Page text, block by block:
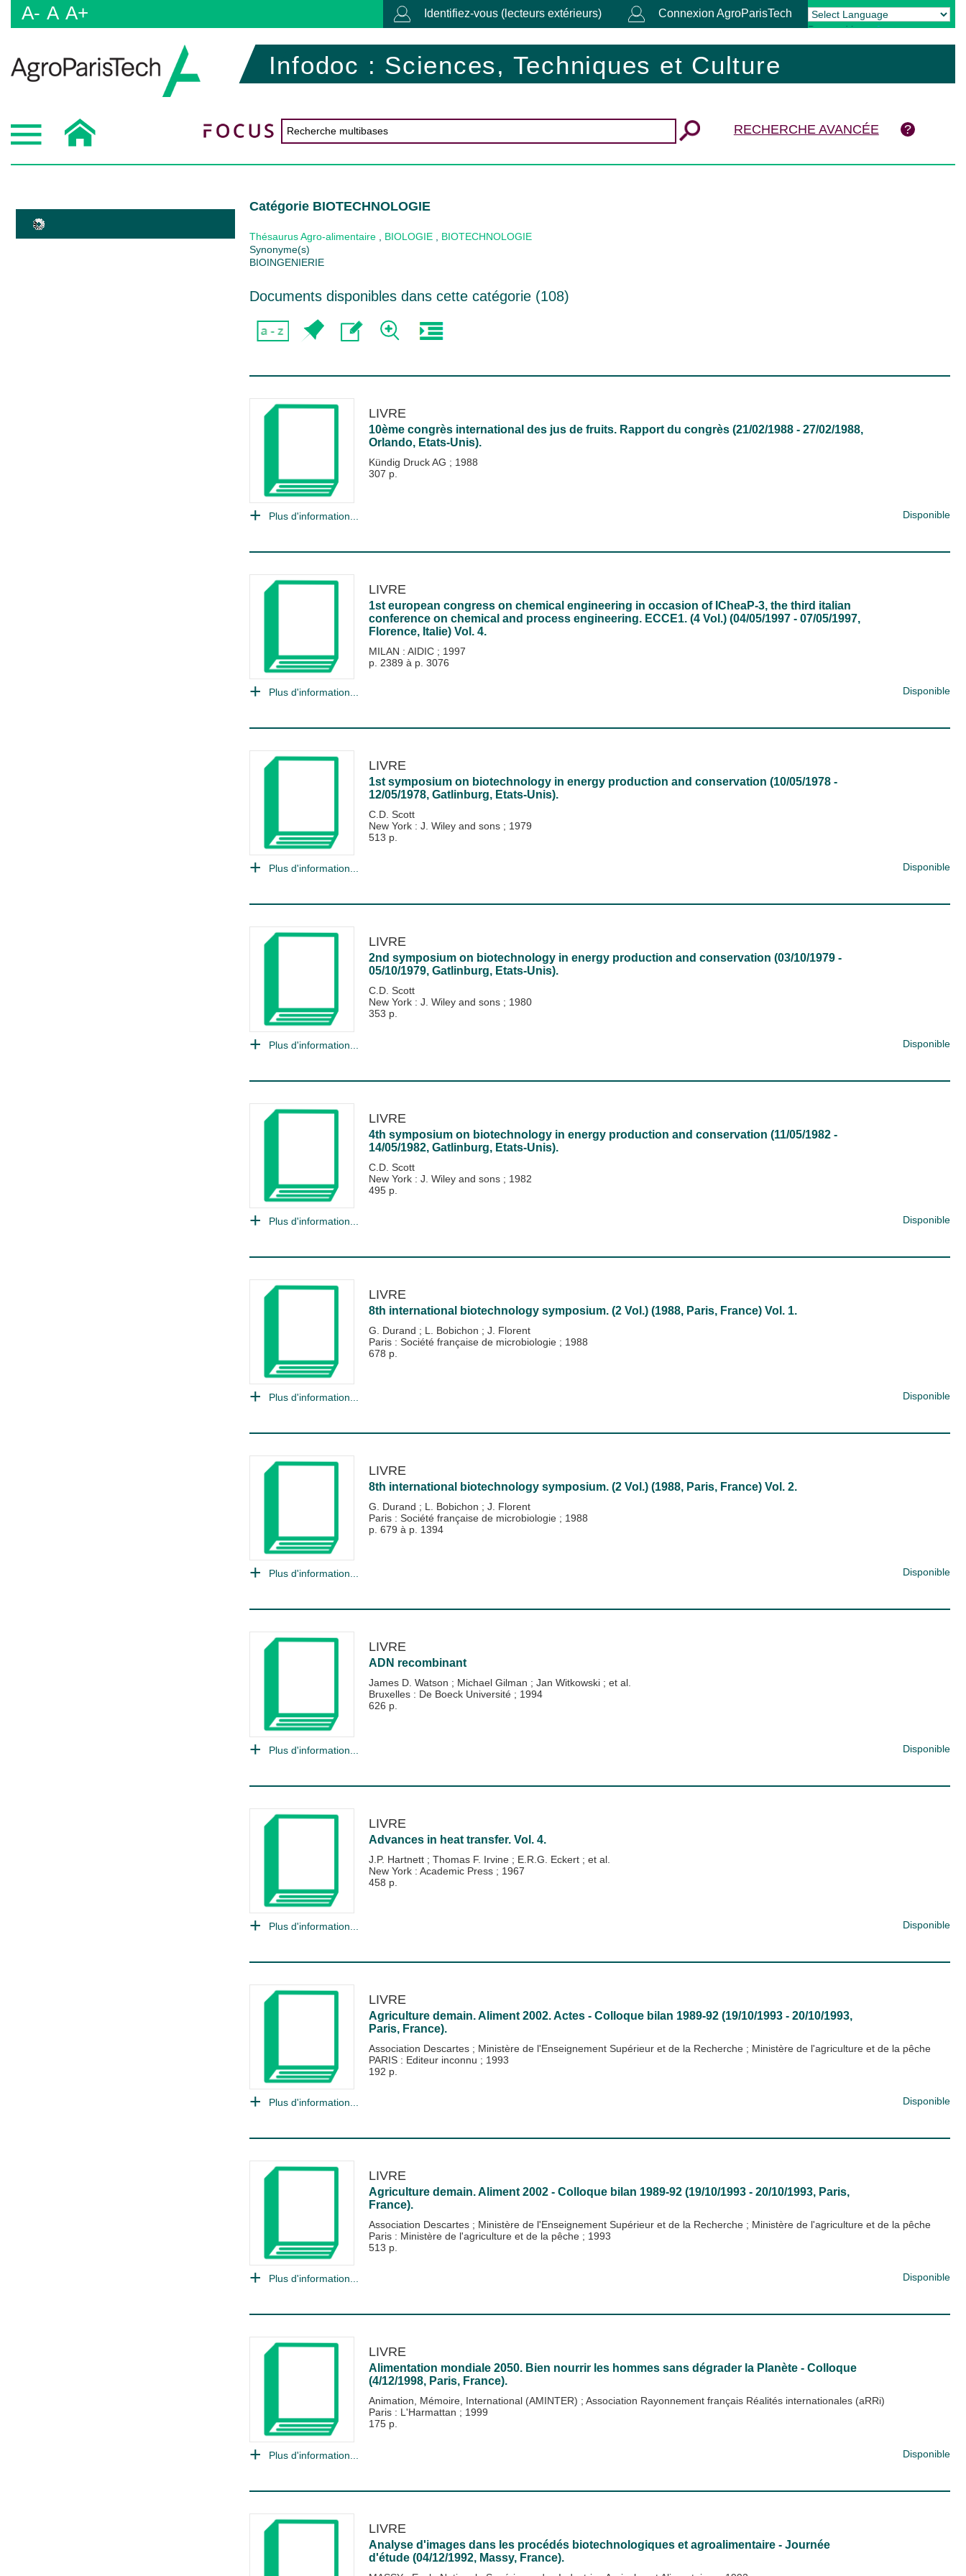
A- A A+ Identifiez-vous (lecteurs extérieurs) Connexion AgroParisTech
Powered by Translate
Infodoc : Sciences, Techniques et Culture
RECHERCHE AVANCÉE
Catégorie BIOTECHNOLOGIE
Thésaurus Agro-alimentaire BIOLOGIE
BIOTECHNOLOGIE
Synonyme(s)
BIOINGENIERIE
Documents disponibles dans cette catégorie (108)
LIVRE
10ème congrès international des jus de fruits. Rapport du congrès (21/02/1988 - 27/02/1988,
Orlando, Etats-Unis).
Kündig Druck AG ; 1988
307 p.
Plus d'information... Disponible
LIVRE
1st european congress on chemical engineering in occasion of ICheaP-3, the third italian
conference on chemical and process engineering. ECCE1. (4 Vol.) (04/05/1997 - 07/05/1997,
Florence, Italie) Vol. 4.
MILAN : AIDIC ; 1997
p. 2389 à p. 3076
Plus d'information... Disponible
LIVRE
1st symposium on biotechnology in energy production and conservation (10/05/1978 -
12/05/1978, Gatlinburg, Etats-Unis).
C.D. Scott
New York : J. Wiley and sons ; 1979
513 p.
Plus d'information... Disponible
LIVRE
2nd symposium on biotechnology in energy production and conservation (03/10/1979 -
05/10/1979, Gatlinburg, Etats-Unis).
C.D. Scott
New York : J. Wiley and sons ; 1980
353 p.
Plus d'information... Disponible
LIVRE
4th symposium on biotechnology in energy production and conservation (11/05/1982 -
14/05/1982, Gatlinburg, Etats-Unis).
C.D. Scott
New York : J. Wiley and sons ; 1982
495 p.
Plus d'information... Disponible
LIVRE
8th international biotechnology symposium. (2 Vol.) (1988, Paris, France) Vol. 1.
G. Durand ; L. Bobichon ; J. Florent
Paris : Société française de microbiologie ; 1988
678 p.
Plus d'information... Disponible
LIVRE
8th international biotechnology symposium. (2 Vol.) (1988, Paris, France) Vol. 2.
G. Durand ; L. Bobichon ; J. Florent
Paris : Société française de microbiologie ; 1988
p. 679 à p. 1394
Plus d'information... Disponible
LIVRE
ADN recombinant
James D. Watson ; Michael Gilman ; Jan Witkowski ; et al.
Bruxelles : De Boeck Université ; 1994
626 p.
Plus d'information... Disponible
LIVRE
Advances in heat transfer. Vol. 4.
J.P. Hartnett ; Thomas F. Irvine ; E.R.G. Eckert ; et al.
New York : Academic Press ; 1967
458 p.
Plus d'information... Disponible
LIVRE
Agriculture demain. Aliment 2002. Actes - Colloque bilan 1989-92 (19/10/1993 - 20/10/1993,
Paris, France).
Association Descartes ; Ministère de l'Enseignement Supérieur et de la Recherche ; Ministère de l'agriculture et de la pêche
PARIS : Editeur inconnu ; 1993
192 p.
Plus d'information... Disponible
LIVRE
Agriculture demain. Aliment 2002 - Colloque bilan 1989-92 (19/10/1993 - 20/10/1993, Paris,
France).
Association Descartes ; Ministère de l'Enseignement Supérieur et de la Recherche ; Ministère de l'agriculture et de la pêche
Paris : Ministère de l'agriculture et de la pêche ; 1993
513 p.
Plus d'information... Disponible
LIVRE
Alimentation mondiale 2050. Bien nourrir les hommes sans dégrader la Planète - Colloque
(4/12/1998, Paris, France).
Animation, Mémoire, International (AMINTER) ; Association Rayonnement français Réalités internationales (aRRi)
Paris : L'Harmattan ; 1999
175 p.
Plus d'information... Disponible
LIVRE
Analyse d'images dans les procédés biotechnologiques et agroalimentaire - Journée
d'étude (04/12/1992, Massy, France).